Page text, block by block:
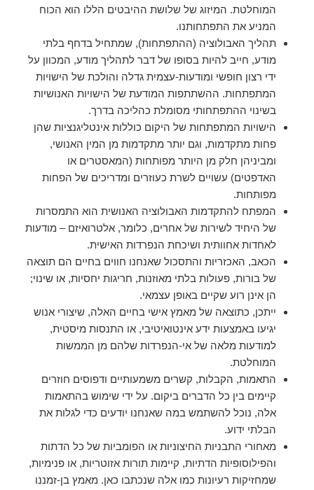
המוחלטת. המיזוג של שלושת ההיבטים הללו הוא הכוח
המניע את התפתחותנו.
תהליך האבולוציה (ההתפתחות), שמתחיל בדחף בלתי
מודע, חייב להיות בסופו של דבר לתהליך מודע, המכוון על
ידי רצון חופשי ומודעות-עצמית גדלה והולכת של הישויות
המתפתחות. ההשתתפות המודעת של הישויות האנושיות
בשינוי ההתפתחותי מסומלת כהליכה בדרך.
הישויות המתפתחות של היקום כוללות אינטליגנציות שהן
פחות מתקדמות, וגם יותר מתקדמות מן המין האנושי,
ומביניהן חלק מן היותר מפותחות (המאסטרים או
האדפטים) עשויים לשרת כעוזרים ומדריכים של הפחות
מפותחות.
המפתח להתקדמות האבולוציה האנושית הוא התמסרות
של היחיד לשירות של אחרים, כלומר, אלטרואיזם – מודעות
לאחדות אחוותית ושיכחת הנפרדות האישית.
הכאב, האכזריות והתסכול שאנחנו חווים בחיים הם תוצאה
של בורות, פעולות בלתי מאוזנות, חריגות יחסיות, או שינוי;
הן אינן רוע שקיים באופן עצמאי.
ייתכן, כתוצאה של מאמץ אישי בחיים האלה, שיצורי אנוש
יגיעו באמצעות ידע אינטואיטיבי, או התנסות מיסטית,
למודעות מלאה של אי-הנפרדות שלהם מן הממשות
המוחלטת.
התאמות, הקבלות, קשרים משמעותיים ודפוסים חוזרים
קיימים בין כל הדברים ביקום. על ידי שימוש בהתאמות
אלה, נוכל להשתמש במה שאנחנו יודעים כדי לגלות את
הבלתי ידוע.
מאחורי התבניות החיצוניות או הפומביות של כל הדתות
והפילוסופיות הדתיות, קיימות תורות אזוטריות, או פנימיות,
שמחזיקות רעיונות כמו אלה שנכתבו כאן. מאמץ בן-זמננו